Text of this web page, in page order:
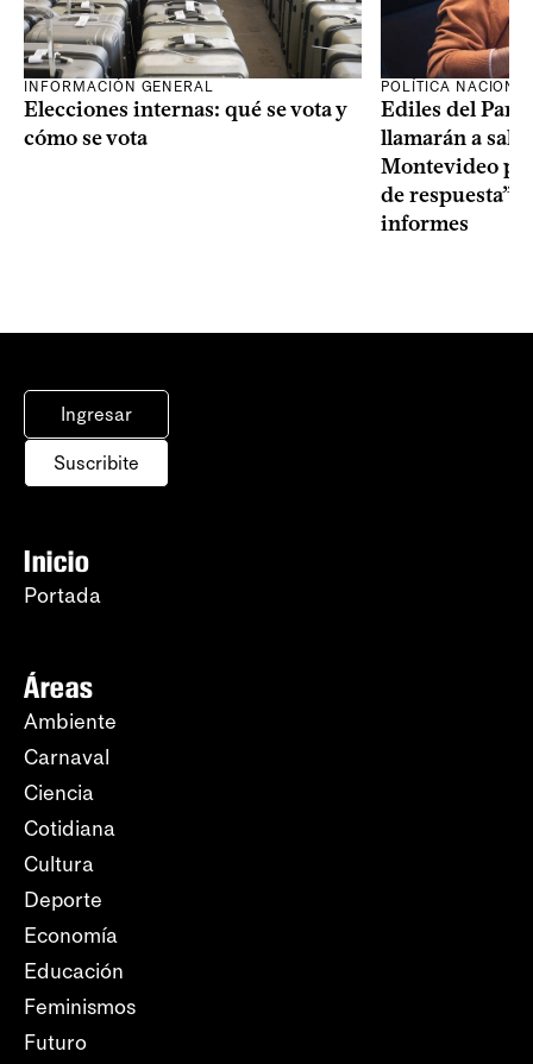
INFORMACIÓN GENERAL
Elecciones internas: qué se vota y
cómo se vota
POLÍTICA
Ediles del
llamarán a sala
Montevideo
de respuesta”
informes
Ingresar
Suscribite
Inicio
Portada
Áreas
Ambiente
Carnaval
Ciencia
Cotidiana
Cultura
Deporte
Economía
Educación
Feminismos
Futuro